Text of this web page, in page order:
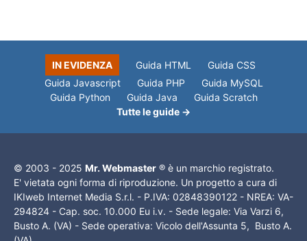
IN EVIDENZA Guida HTML
Guida CSS
Guida Javascript
Guida PHP
Guida MySQL
Guida Python
Guida Java
Guida Scratch
Tutte le guide →
© 2003 - 2025 Mr. Webmaster ® è un marchio registrato.
E' vietata ogni forma di riproduzione. Un progetto a cura di
IKIweb Internet Media S.r.l. - P.IVA: 02848390122 - NREA: VA-
294824 - Cap. soc. 10.000 Eu i.v. - Sede legale: Via Varzi 6,
Busto A. (VA) - Sede operativa: Vicolo dell'Assunta 5, Busto A.